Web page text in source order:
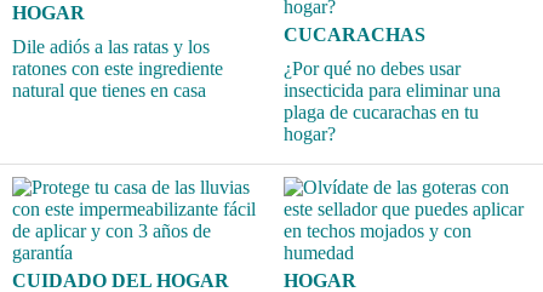
HOGAR
Dile adiós a las ratas y los
ratones con este ingrediente
natural que tienes en casa
CUCARACHAS
¿Por qué no debes usar
insecticida para eliminar una
plaga de cucarachas en tu
hogar?
CUIDADO DEL HOGAR
HOGAR